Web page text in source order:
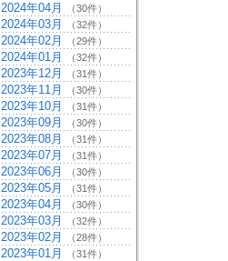
2024年04月 （30件）
2024年03月 （32件）
2024年02月 （29件）
2024年01月 （32件）
2023年12月 （31件）
2023年11月 （30件）
2023年10月 （31件）
2023年09月 （30件）
2023年08月 （31件）
2023年07月 （31件）
2023年06月 （30件）
2023年05月 （31件）
2023年04月 （30件）
2023年03月 （32件）
2023年02月 （28件）
2023年01月 （31件）